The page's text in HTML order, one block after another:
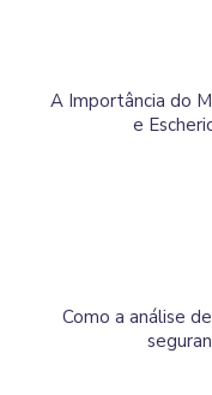
A Importância do
e
Como a análise